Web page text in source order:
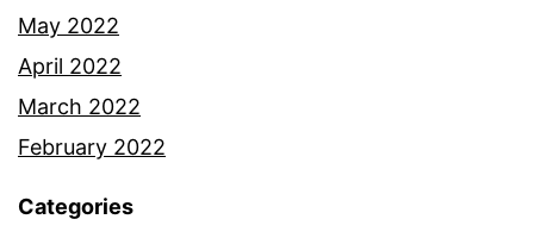
May 2022
April 2022
March 2022
February 2022
Categories